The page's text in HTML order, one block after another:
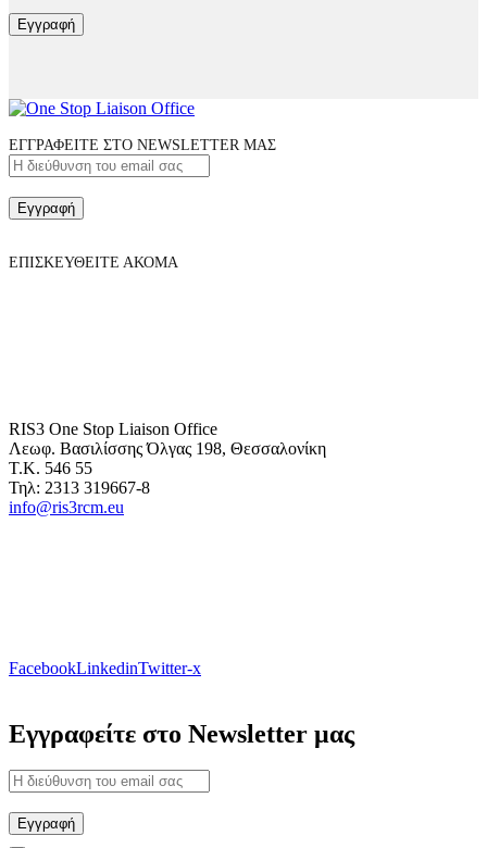
Εγγραφή
ΕΓΓΡΑΦΕΙΤΕ ΣΤΟ NEWSLETTER ΜΑΣ
Εγγραφή
ΕΠΙΣΚΕΥΘΕΙΤΕ ΑΚΟΜΑ
RIS3 One Stop Liaison Office
Λεωφ. Βασιλίσσης Όλγας 198, Θεσσαλονίκη
Τ.Κ. 546 55
Τηλ: 2313 319667-8
info@ris3rcm.eu
FacebookLinkedinTwitter-x
Εγγραφείτε στο Newsletter μας
Εγγραφή